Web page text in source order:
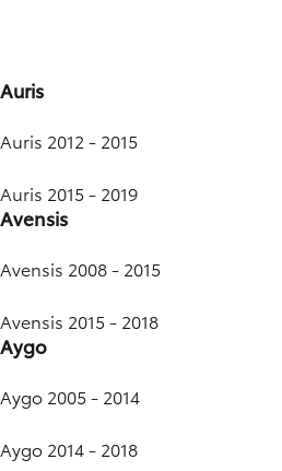
Auris
Auris 2012 - 2015
Auris 2015 - 2019
Avensis
Avensis 2008 - 2015
Avensis 2015 - 2018
Aygo
Aygo 2005 - 2014
Aygo 2014 - 2018